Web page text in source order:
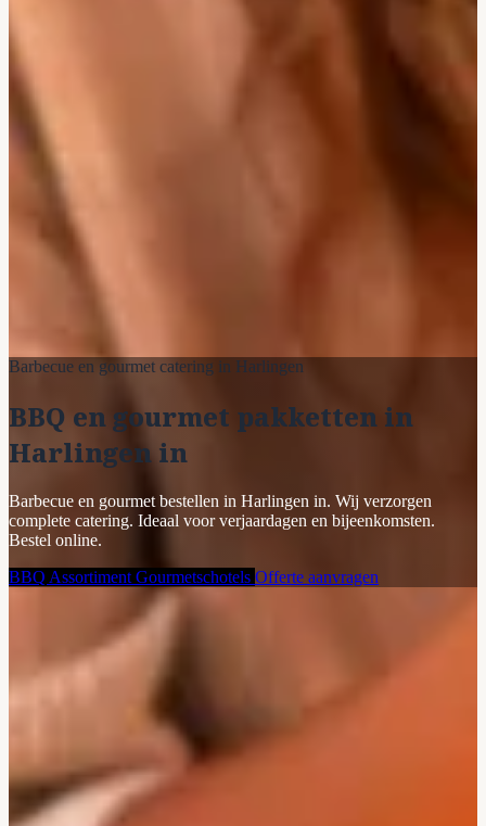
Barbecue en gourmet catering in Harlingen
BBQ en gourmet pakketten in
Harlingen in
Barbecue en gourmet bestellen in Harlingen in. Wij verzorgen
complete catering. Ideaal voor verjaardagen en bijeenkomsten.
Bestel online.
BBQ Assortiment Gourmetschotels Offerte aanvragen